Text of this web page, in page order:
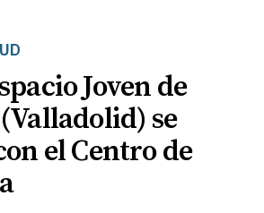
Joven de
se
el Centro de